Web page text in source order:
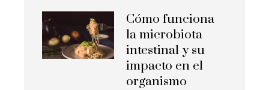
Cómo funciona
la microbiota
intestinal y su
impacto en el
organismo